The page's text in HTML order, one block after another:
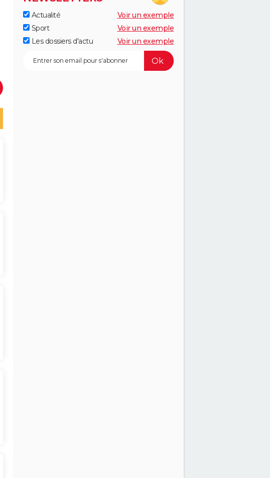
Actualité
Voir un exemple
Sport
Voir un exemple
Les dossiers d'actu
Voir un exemple